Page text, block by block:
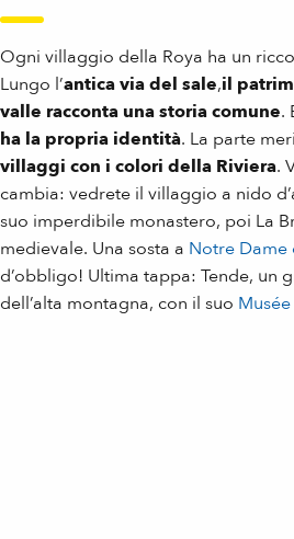
Ogni villaggio della Roya ha un
Lungo l’antica via del sale,il
valle racconta una storia comune.
ha la propria identità. La parte
villaggi con i colori della Riviera.
cambia: vedrete il villaggio a nido
suo imperdibile monastero, poi La
medievale. Una sosta a Notre Dame
d’obbligo! Ultima tappa: Tende, un
dell’alta montagna, con il suo